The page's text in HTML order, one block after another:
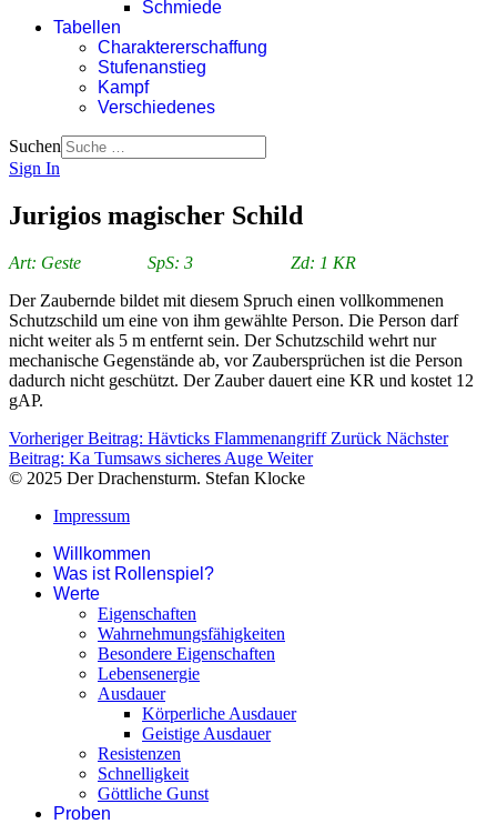
Schmiede
Tabellen
Charaktererschaffung
Stufenanstieg
Kampf
Verschiedenes
Suchen
Sign In
Jurigios magischer Schild
Art: Geste SpS: 3 Zd: 1 KR
Der Zaubernde bildet mit diesem Spruch einen vollkommenen
Schutzschild um eine von ihm gewählte Person. Die Person darf
nicht weiter als 5 m entfernt sein. Der Schutzschild wehrt nur
mechanische Gegenstände ab, vor Zaubersprüchen ist die Person
dadurch nicht geschützt. Der Zauber dauert eine KR und kostet 12
gAP.
Vorheriger Beitrag: Hävticks Flammenangriff Zurück Nächster
Beitrag: Ka Tumsaws sicheres Auge Weiter
© 2025 Der Drachensturm. Stefan Klocke
Impressum
Willkommen
Was ist Rollenspiel?
Werte
Eigenschaften
Wahrnehmungsfähigkeiten
Besondere Eigenschaften
Lebensenergie
Ausdauer
Körperliche Ausdauer
Geistige Ausdauer
Resistenzen
Schnelligkeit
Göttliche Gunst
Proben